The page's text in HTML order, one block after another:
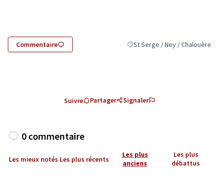
Commentaire Filtrer les résultats pour le
St Serge / Ney / Chalouère
Suivre Partager Signaler
0 commentaire
Les mieux notés Les plus récents
Les plus
anciens
Les plus
débattus